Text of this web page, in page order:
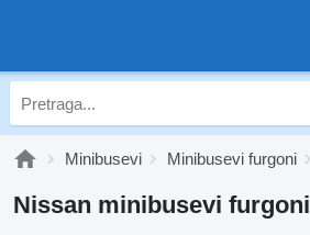
Minibusevi Minibusevi furgoni
Nissan minibusevi furgoni